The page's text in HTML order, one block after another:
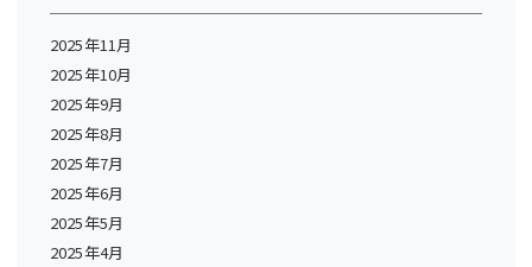
2025年11月
2025年10月
2025年9月
2025年8月
2025年7月
2025年6月
2025年5月
2025年4月